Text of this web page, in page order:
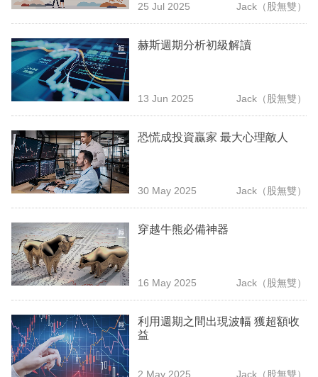
25 Jul 2025 Jack（股無雙）
赫斯週期分析初級解讀
13 Jun 2025 Jack（股無雙）
恐慌成投資贏家 最大心理敵人
30 May 2025 Jack（股無雙）
穿越牛熊必備神器
16 May 2025 Jack（股無雙）
利用週期之間出現波幅 獲超額收
益
2 May 2025 Jack（股無雙）